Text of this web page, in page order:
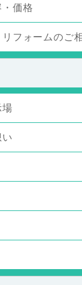
・価格
フォームのご
場